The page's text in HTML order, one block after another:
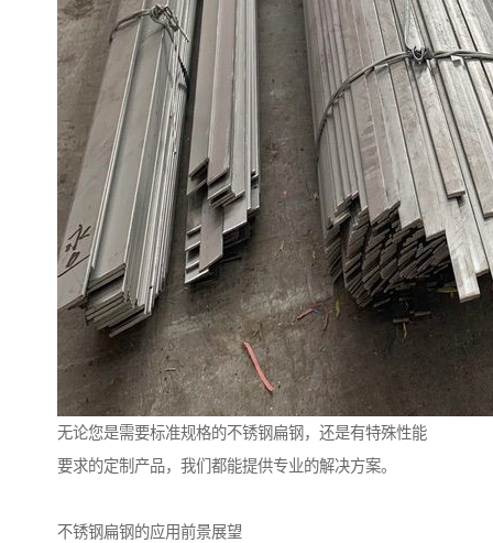
无论您是需要标准规格的不锈钢扁钢，还是有特殊性能
要求的定制产品，我们都能提供专业的解决方案。
不锈钢扁钢的应用前景展望